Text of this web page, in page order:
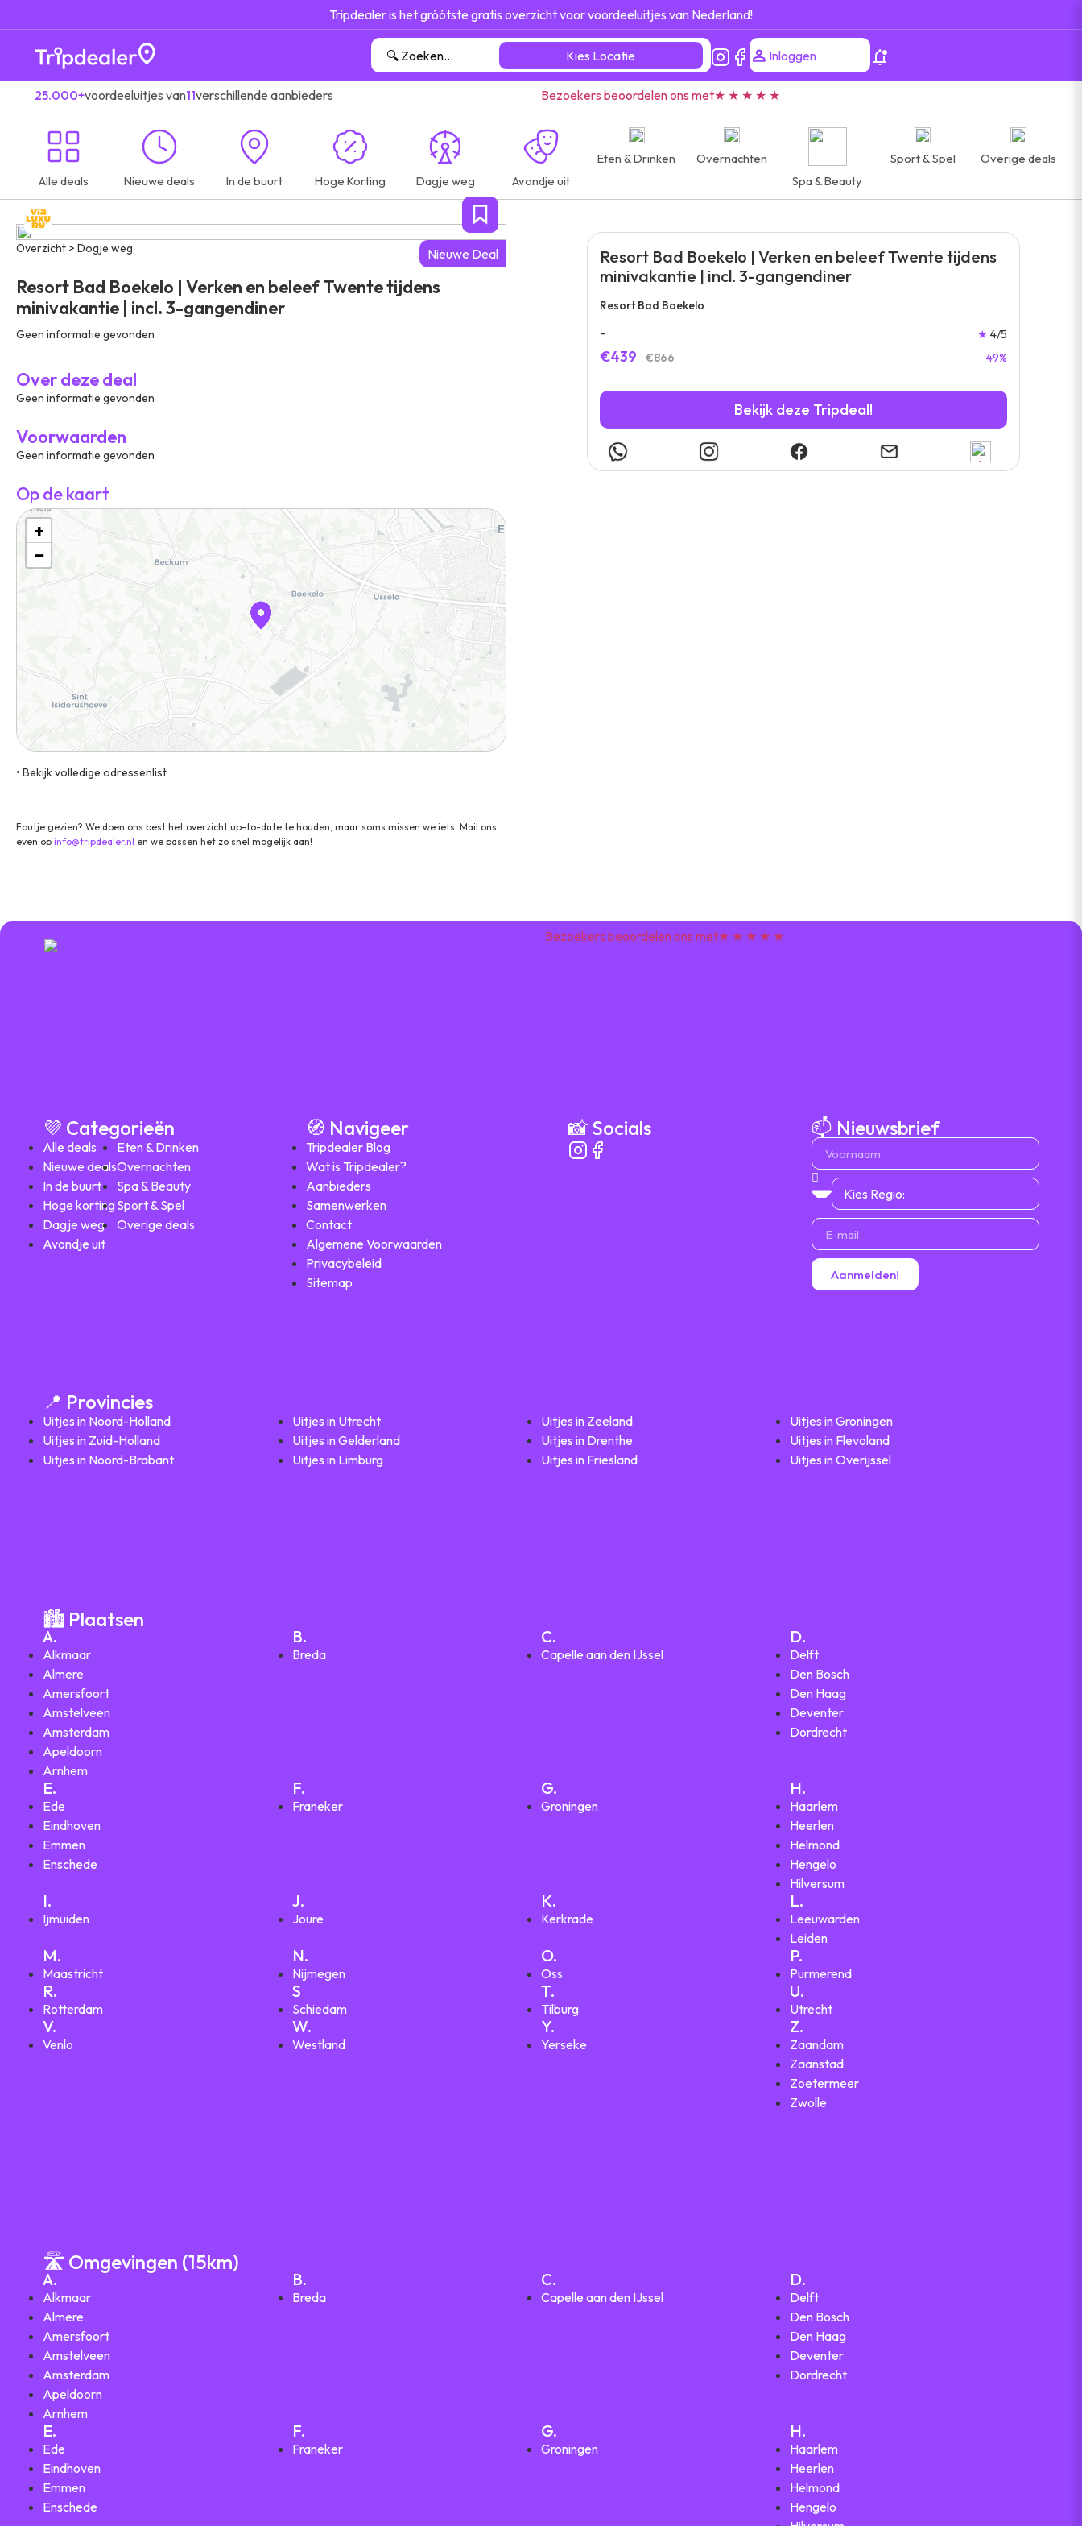
Tripdealer is het gróótste gratis overzicht voor voordeeluitjes van Nederland!
Kies Locatie Inloggen
25.000+voordeeluitjes van11verschillende aanbieders Bezoekers beoordelen ons met★ ★ ★ ★ ★
Alle deals Nieuwe deals In de buurt Hoge Korting Dagje weg Avondje uit
Eten & Drinken
Overnachten
Spa & Beauty
Sport & Spel Overige deals
Nieuwe Deal
Overzicht > Dogje weg
Resort Bad Boekelo | Verken en beleef Twente tijdens
minivakantie | incl. 3-gangendiner
Geen informatie gevonden
Over deze deal
Geen informatie gevonden
Voorwaarden
Geen informatie gevonden
Op de kaart
+
−
• Bekijk volledige odressenlist
Foutje gezien? We doen ons best het overzicht up-to-date te houden, maar soms missen we iets. Mail ons
even op info@tripdealer.nl en we passen het zo snel mogelijk aan!
Resort Bad Boekelo | Verken en beleef Twente tijdens
minivakantie | incl. 3-gangendiner
Resort Bad Boekelo
-
€439 €866
★ 4/5
49%
Bekijk deze Tripdeal!
Bezoekers beoordelen ons met★ ★ ★ ★ ★
💜 Categorieën
Alle deals
Nieuwe deals
In de buurt
Hoge korting
Dagje weg
Avondje uit
Eten & Drinken
Overnachten
Spa & Beauty
Sport & Spel
Overige deals
🧭 Navigeer
Tripdealer Blog
Wat is Tripdealer?
Aanbieders
Samenwerken
Contact
Algemene Voorwaarden
Privacybeleid
Sitemap
📸 Socials 📫 Nieuwsbrief
Aanmelden!
📍 Provincies
Uitjes in Noord-Holland
Uitjes in Zuid-Holland
Uitjes in Noord-Brabant
Uitjes in Utrecht
Uitjes in Gelderland
Uitjes in Limburg
Uitjes in Zeeland
Uitjes in Drenthe
Uitjes in Friesland
Uitjes in Groningen
Uitjes in Flevoland
Uitjes in Overijssel
🏙️ Plaatsen
A.
Alkmaar
Almere
Amersfoort
Amstelveen
Amsterdam
Apeldoorn
Arnhem
B.
Breda
C.
Capelle aan den IJssel
D.
Delft
Den Bosch
Den Haag
Deventer
Dordrecht
E.
Ede
Eindhoven
Emmen
Enschede
F.
Franeker
G.
Groningen
H.
Haarlem
Heerlen
Helmond
Hengelo
Hilversum
I.
Ijmuiden
J.
Joure
K.
Kerkrade
L.
Leeuwarden
Leiden
M.
Maastricht
N.
Nijmegen
O.
Oss
P.
Purmerend
R.
Rotterdam
S
Schiedam
T.
Tilburg
U.
Utrecht
V.
Venlo
W.
Westland
Y.
Yerseke
Z.
Zaandam
Zaanstad
Zoetermeer
Zwolle
🛣️ Omgevingen (15km)
A.
Alkmaar
Almere
Amersfoort
Amstelveen
Amsterdam
Apeldoorn
Arnhem
B.
Breda
C.
Capelle aan den IJssel
D.
Delft
Den Bosch
Den Haag
Deventer
Dordrecht
E.
Ede
Eindhoven
Emmen
Enschede
F.
Franeker
G.
Groningen
H.
Haarlem
Heerlen
Helmond
Hengelo